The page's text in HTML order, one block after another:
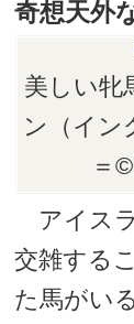
奇想天外
美しい牝
ン（イン
＝
アイス
交雑する
た馬がい